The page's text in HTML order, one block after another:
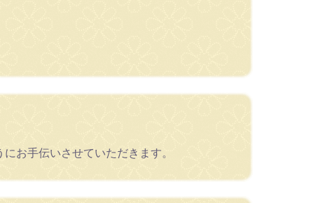
お手伝いさせていただきます。